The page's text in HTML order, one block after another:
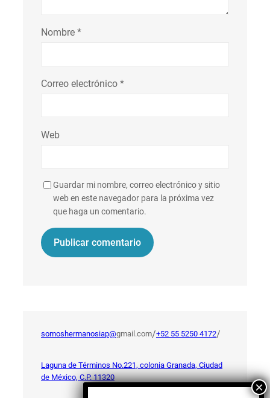
Nombre *
Correo electrónico *
Web
Guardar mi nombre, correo electrónico y sitio
web en este navegador para la próxima vez
que haga un comentario.
somoshermanosiap@gmail.com/+52 55 5250 4172/
Laguna de Términos No.221, colonia Granada, Ciudad
de México, C.P. 11320